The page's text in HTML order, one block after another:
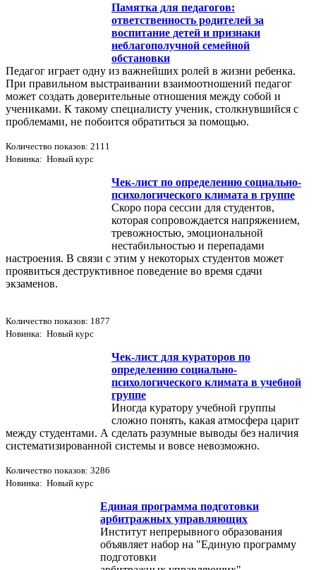
Памятка для педагогов:
ответственность родителей за
воспитание детей и признаки
неблагополучной семейной
обстановки
Педагог играет одну из важнейших ролей в жизни ребенка.
При правильном выстраивании взаимоотношений педагог
может создать доверительные отношения между собой и
учениками. К такому специалисту ученик, столкнувшийся с
проблемами, не побоится обратиться за помощью.
Количество показов: 2111
Новинка: Новый курс
Чек-лист по определению социально-
психологического климата в группе
Скоро пора сессии для студентов,
которая сопровождается напряжением,
тревожностью, эмоциональной
нестабильностью и перепадами
настроения. В связи с этим у некоторых студентов может
проявиться деструктивное поведение во время сдачи
экзаменов.
Количество показов: 1877
Новинка: Новый курс
Чек-лист для кураторов по
определению социально-
психологического климата в учебной
группе
Иногда куратору учебной группы
сложно понять, какая атмосфера царит
между студентами. А сделать разумные выводы без наличия
систематизированной системы и вовсе невозможно.
Количество показов: 3286
Новинка: Новый курс
Единая программа подготовки
арбитражных управляющих
Институт непрерывного образования
объявляет набор на "Единую программу
подготовки